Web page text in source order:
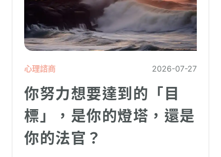
心理諮商 2026-07-27
你努力想要達到的「目
標」，是你的燈塔，還是
你的法官？